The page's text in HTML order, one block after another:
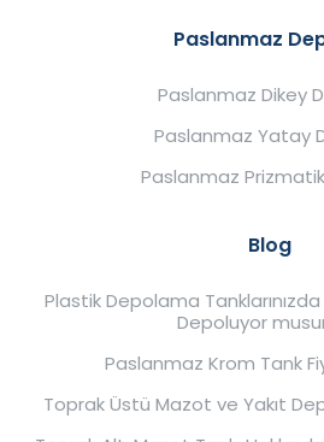
Paslanmaz
Paslanmaz Dikey
Paslanmaz Yatay
Paslanmaz
Blog
Plastik Depolama
Depoluyor
Paslanmaz Krom Tank
Toprak Üstü Mazot ve Yakıt